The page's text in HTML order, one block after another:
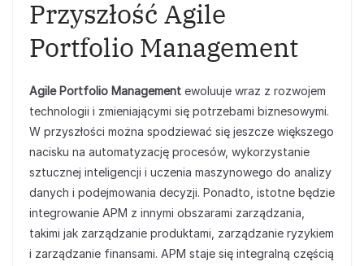
Przyszłość Agile
Portfolio Management
Agile Portfolio Management ewoluuje wraz z rozwojem
technologii i zmieniającymi się potrzebami biznesowymi.
W przyszłości można spodziewać się jeszcze większego
nacisku na automatyzację procesów, wykorzystanie
sztucznej inteligencji i uczenia maszynowego do analizy
danych i podejmowania decyzji. Ponadto, istotne będzie
integrowanie APM z innymi obszarami zarządzania,
takimi jak zarządzanie produktami, zarządzanie ryzykiem
i zarządzanie finansami. APM staje się integralną częścią